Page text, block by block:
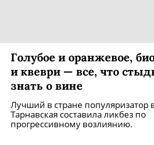
Голубое и оранжевое,
и квеври — все, что
знать о вине
Лучший в стране
Тарнавская составила ликбез по
прогрессивному возлиянию.